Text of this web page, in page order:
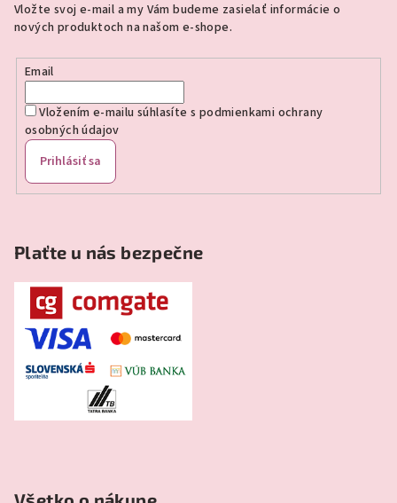
Vložte svoj e-mail a my Vám budeme zasielať informácie o
nových produktoch na našom e-shope.
Email
Vložením e-mailu súhlasíte s podmienkami ochrany
osobných údajov
Prihlásiť sa
Plaťte u nás bezpečne